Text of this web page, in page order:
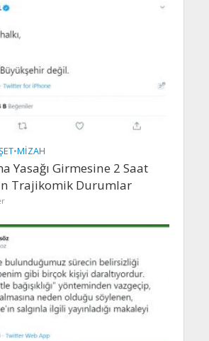
•MIZAH
Yasağı Girmesine 2 Saat
Trajikomik Durumlar